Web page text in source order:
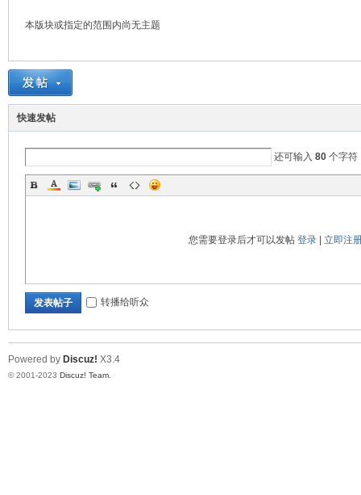
机
本版块或指定的范围内尚无主题
快速发帖
还可输入 80 个字符
您需要登录后才可以发帖 登录| 立即注
发表帖子 转播给听众
Powered by Discuz! X3.4
© 2001-2023 Discuz! Team